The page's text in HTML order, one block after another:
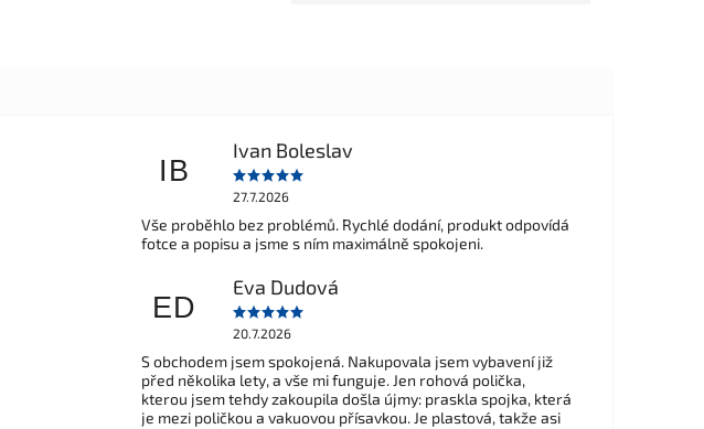
IB
Ivan Boleslav
27.7.2026
Vše proběhlo bez problémů. Rychlé dodání, produkt odpovídá
fotce a popisu a jsme s ním maximálně spokojeni.
ED
Eva Dudová
20.7.2026
S obchodem jsem spokojená. Nakupovala jsem vybavení již
před několika lety, a vše mi funguje. Jen rohová polička,
kterou jsem tehdy zakoupila došla újmy: praskla spojka, která
je mezi poličkou a vakuovou přísavkou. Je plastová, takže asi